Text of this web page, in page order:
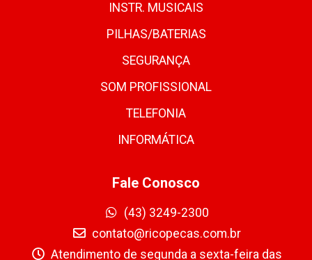
INSTR. MUSICAIS
PILHAS/BATERIAS
SEGURANÇA
SOM PROFISSIONAL
TELEFONIA
INFORMÁTICA
Fale Conosco
(43) 3249-2300
contato@ricopecas.com.br
Atendimento de segunda a sexta-feira das